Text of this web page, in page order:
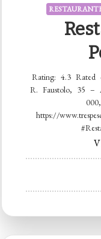
Rating: 4.3 Rated
R. Faustolo, 35 –
https://